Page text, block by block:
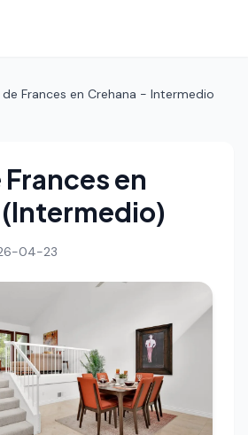
Frances en Crehana - Intermedio
en
04-23